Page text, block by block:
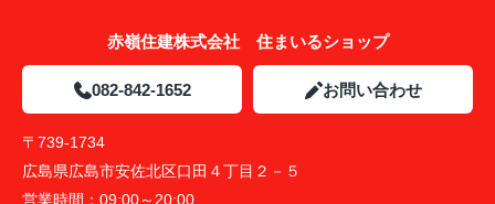
赤嶺住建株式会社 住まいるショップ
082-842-1652 お問い合わせ
〒739-1734
広島県広島市安佐北区口田４丁目２－５
営業時間： 09:00～20:00